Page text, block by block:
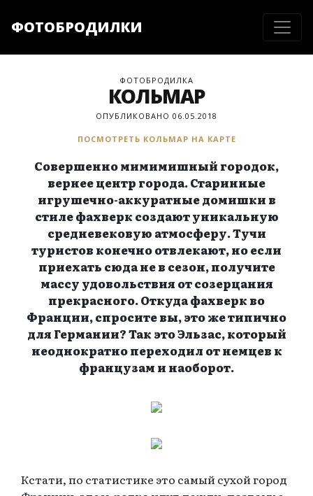
ФОТОБРОДИЛКИ
ФОТОБРОДИЛКА
КОЛЬМАР
ОПУБЛИКОВАНО 06.05.2018
ПОСМОТРЕТЬ КОЛЬМАР НА КАРТЕ
Совершенно мимимишный городок,
вернее центр города. Старинные
игрушечно-аккуратные домишки в
стиле фахверк создают уникальную
средневековую атмосферу. Тучи
туристов конечно отвлекают, но если
приехать сюда не в сезон, получите
массу удовольствия от созерцания
прекрасного. Откуда фахверк во
Франции, спросите вы, это же типично
для Германии? Так это Эльзас, который
неоднократно переходил от немцев к
французам и наоборот.
Кстати, по статистике это самый сухой город